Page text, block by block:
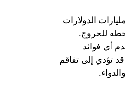
الدولارات
للخروج.
أي فوائد
تؤدي إلى تفاقم